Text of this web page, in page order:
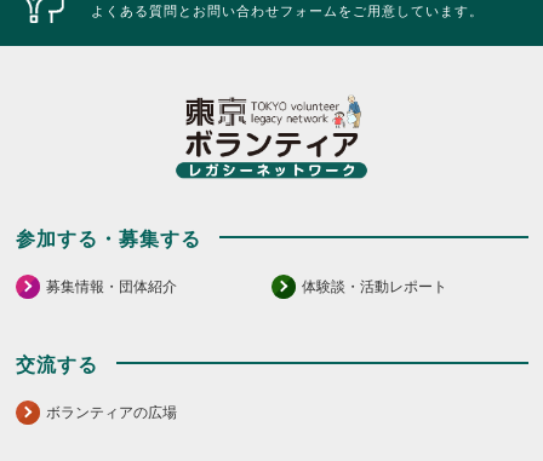
よくある質問とお問い合わせフォームをご用意しています。
参加する・募集する
募集情報・団体紹介 体験談・活動レポート
交流する
ボランティアの広場